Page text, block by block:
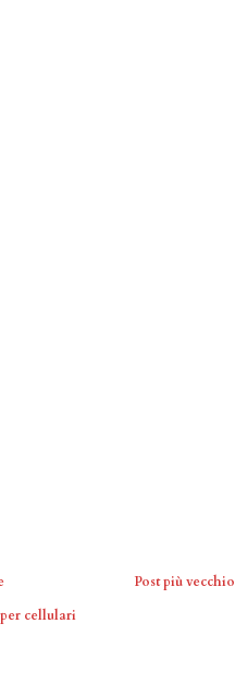
Post più vecchio
cellulari